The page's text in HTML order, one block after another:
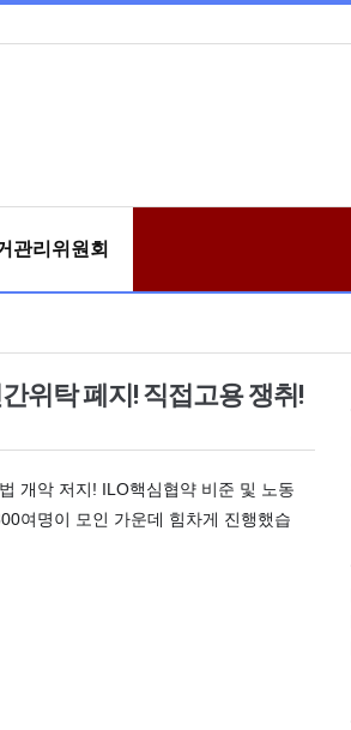
관리위원회
위탁 폐지! 직접고용 쟁취!
개악 저지! ILO핵심협약 비준 및 노동
여명이 모인 가운데 힘차게 진행했습